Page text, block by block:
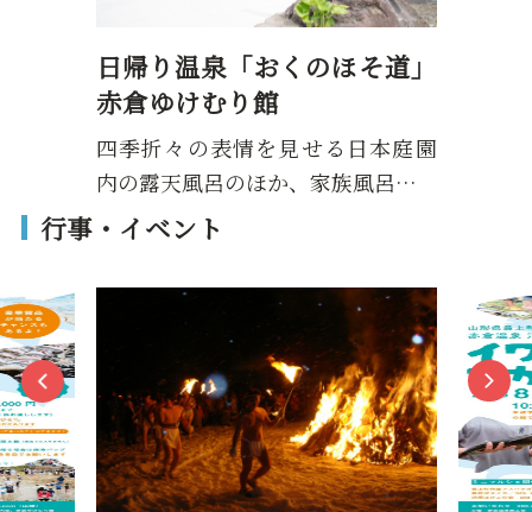
日帰り温泉「おくのほそ道」
赤倉ゆけむり館
四季折々の表情を見せる日本庭園
内の露天風呂のほか、家族風呂…
行事・イベント